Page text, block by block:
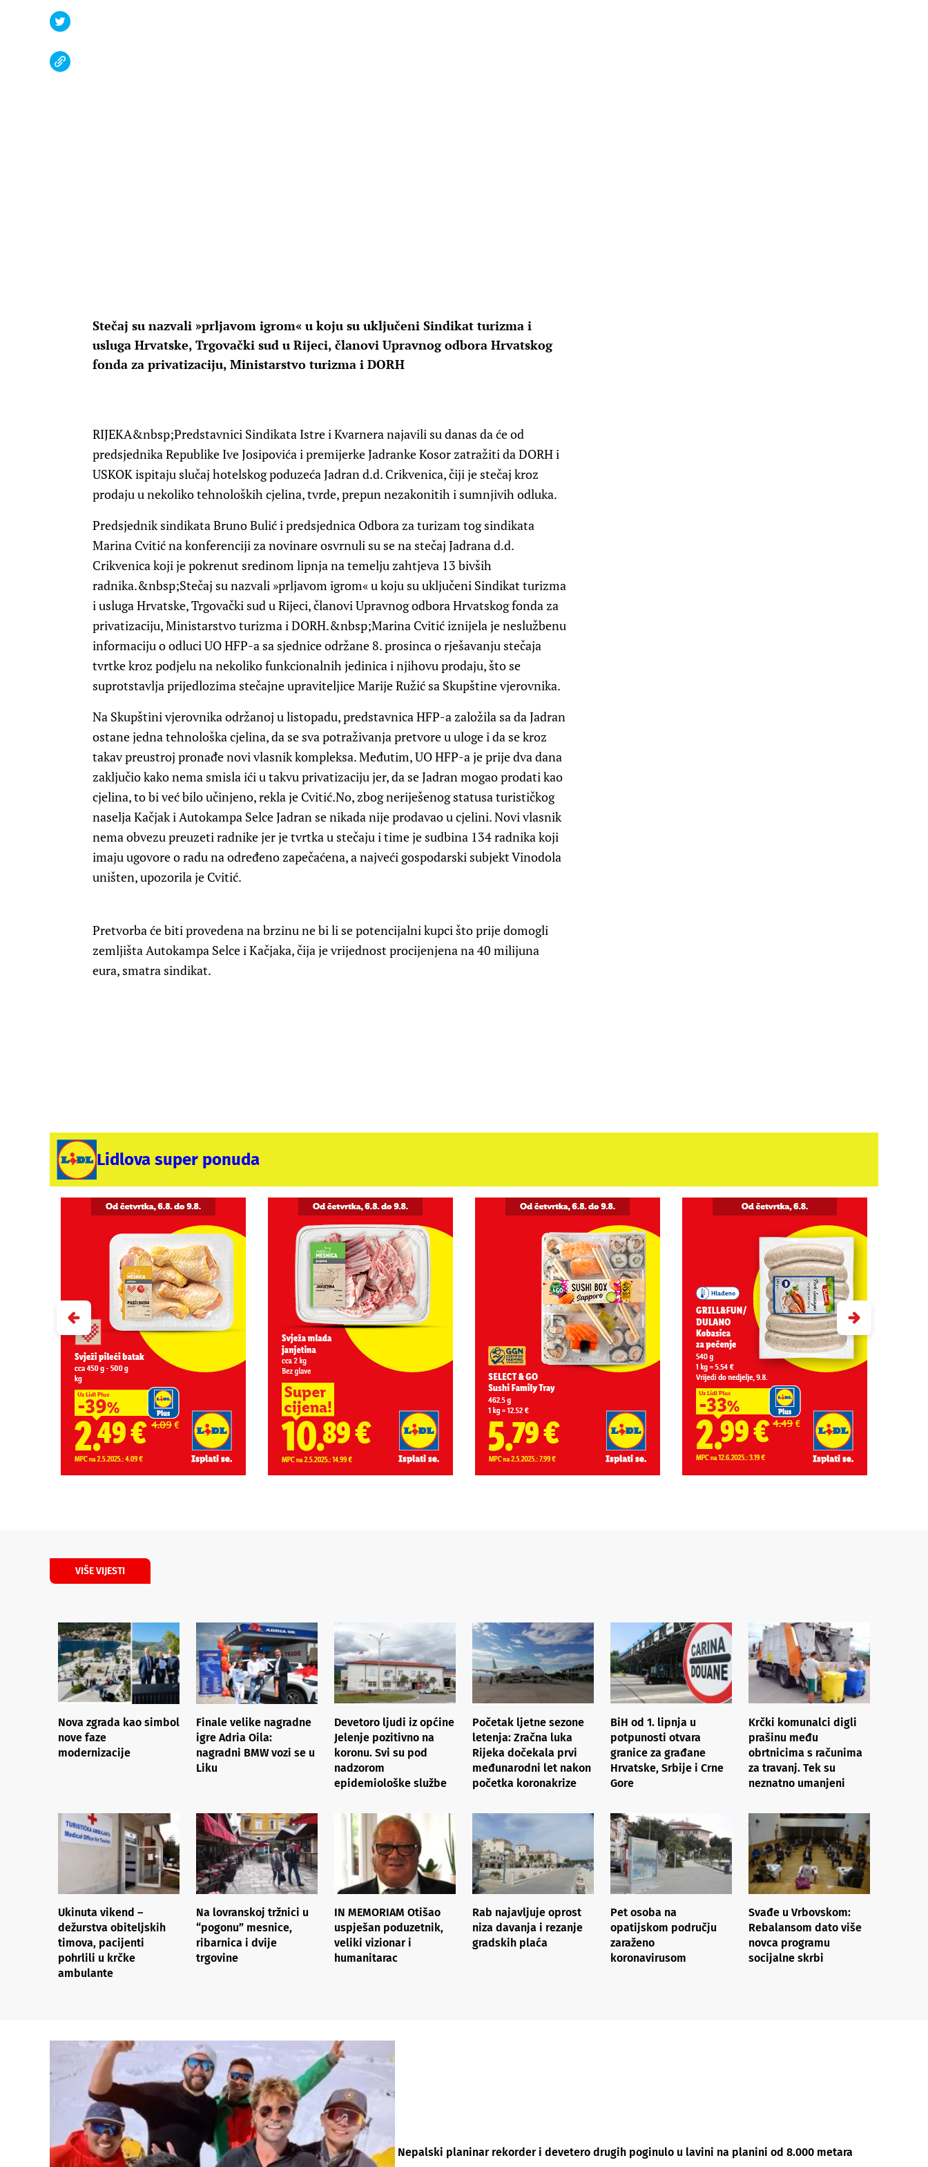
Stečaj su nazvali »prljavom igrom« u koju su uključeni Sindikat turizma i
usluga Hrvatske, Trgovački sud u Rijeci, članovi Upravnog odbora Hrvatskog
fonda za privatizaciju, Ministarstvo turizma i DORH
RIJEKA&nbsp;Predstavnici Sindikata Istre i Kvarnera najavili su danas da će od
predsjednika Republike Ive Josipovića i premijerke Jadranke Kosor zatražiti da DORH i
USKOK ispitaju slučaj hotelskog poduzeća Jadran d.d. Crikvenica, čiji je stečaj kroz
prodaju u nekoliko tehnoloških cjelina, tvrde, prepun nezakonitih i sumnjivih odluka.
Predsjednik sindikata Bruno Bulić i predsjednica Odbora za turizam tog sindikata
Marina Cvitić na konferenciji za novinare osvrnuli su se na stečaj Jadrana d.d.
Crikvenica koji je pokrenut sredinom lipnja na temelju zahtjeva 13 bivših
radnika.&nbsp;Stečaj su nazvali »prljavom igrom« u koju su uključeni Sindikat turizma
i usluga Hrvatske, Trgovački sud u Rijeci, članovi Upravnog odbora Hrvatskog fonda za
privatizaciju, Ministarstvo turizma i DORH.&nbsp;Marina Cvitić iznijela je neslužbenu
informaciju o odluci UO HFP-a sa sjednice održane 8. prosinca o rješavanju stečaja
tvrtke kroz podjelu na nekoliko funkcionalnih jedinica i njihovu prodaju, što se
suprotstavlja prijedlozima stečajne upraviteljice Marije Ružić sa Skupštine vjerovnika.
Na Skupštini vjerovnika održanoj u listopadu, predstavnica HFP-a založila sa da Jadran
ostane jedna tehnološka cjelina, da se sva potraživanja pretvore u uloge i da se kroz
takav preustroj pronađe novi vlasnik kompleksa. Međutim, UO HFP-a je prije dva dana
zaključio kako nema smisla ići u takvu privatizaciju jer, da se Jadran mogao prodati kao
cjelina, to bi već bilo učinjeno, rekla je Cvitić.No, zbog neriješenog statusa turističkog
naselja Kačjak i Autokampa Selce Jadran se nikada nije prodavao u cjelini. Novi vlasnik
nema obvezu preuzeti radnike jer je tvrtka u stečaju i time je sudbina 134 radnika koji
imaju ugovore o radu na određeno zapečaćena, a najveći gospodarski subjekt Vinodola
uništen, upozorila je Cvitić.
Pretvorba će biti provedena na brzinu ne bi li se potencijalni kupci što prije domogli
zemljišta Autokampa Selce i Kačjaka, čija je vrijednost procijenjena na 40 milijuna
eura, smatra sindikat.
Lidlova super ponuda
VIŠE VIJESTI
Nova zgrada kao simbol
nove faze
modernizacije
Finale velike nagradne
igre Adria Oila:
nagradni BMW vozi se u
Liku
Devetoro ljudi iz općine
Jelenje pozitivno na
koronu. Svi su pod
nadzorom
epidemiološke službe
Početak ljetne sezone
letenja: Zračna luka
Rijeka dočekala prvi
međunarodni let nakon
početka koronakrize
BiH od 1. lipnja u
potpunosti otvara
granice za građane
Hrvatske, Srbije i Crne
Gore
Krčki komunalci digli
prašinu među
obrtnicima s računima
za travanj. Tek su
neznatno umanjeni
Ukinuta vikend –
dežurstva obiteljskih
timova, pacijenti
pohrlili u krčke
ambulante
Na lovranskoj tržnici u
“pogonu” mesnice,
ribarnica i dvije
trgovine
IN MEMORIAM Otišao
uspješan poduzetnik,
veliki vizionar i
humanitarac
Rab najavljuje oprost
niza davanja i rezanje
gradskih plaća
Pet osoba na
opatijskom području
zaraženo
koronavirusom
Svađe u Vrbovskom:
Rebalansom dato više
novca programu
socijalne skrbi
Nepalski planinar rekorder i devetero drugih poginulo u lavini na planini od 8.000 metara